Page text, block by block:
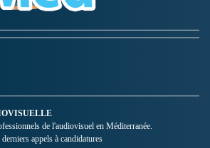
de l'audiovisuel en Méditerranée.
appels à candidatures